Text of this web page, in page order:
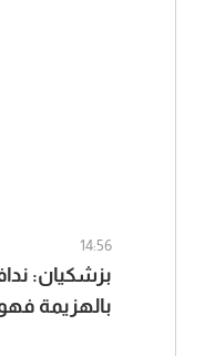
14:56
بزشكيان:
بالهزيمة